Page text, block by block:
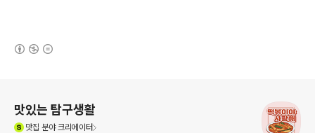
맛있는 탐구생활
맛집 분야 크리에이터